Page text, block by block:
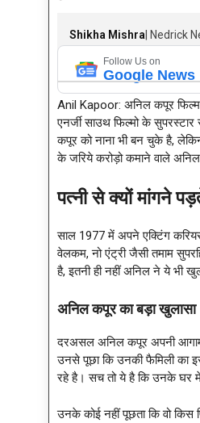
Shikha Mishra | Nedrick
Follow Us on
Google News
Anil Kapoor: अनिल कपूर फिल्म
एनर्जी साउथ फिल्मो के
कपूर को नाना भी बन चुके है,
के जरिये करोड़ो कमाने वाले
पत्नी से क्यों मांगने
साल 1977 में अपने एक्टिंग
वेलकम, नो एंट्री जैसी तमाम
है, इतनी ही नहीं अनिल ने ये भी
अनिल कपूर का बड़ा खुलासा
दरअसल अनिल कपूर अपनी
उनसे पूछा कि उनकी फैमिली का
रहे है। सच तो ये है कि उनके घर में
उनके कोई नहीं पूछता कि वो